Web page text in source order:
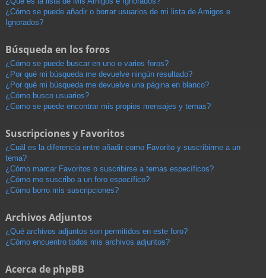
¿Cómo se puede añadir o borrar usuarios de mi lista de Amigos e
Ignorados?
Búsqueda en los foros
¿Cómo se puede buscar en uno o varios foros?
¿Por qué mi búsqueda me devuelve ningún resultado?
¿Por qué mi búsqueda me devuelve una página en blanco?
¿Cómo busco usuarios?
¿Como se puede encontrar mis propios mensajes y temas?
Suscripciones y Favoritos
¿Cuál es la diferencia entre añadir como Favorito y suscribirme a un
tema?
¿Cómo marcar Favoritos o suscribirse a temas específicos?
¿Cómo me suscribo a un foro específico?
¿Cómo borro mis suscripciones?
Archivos Adjuntos
¿Qué archivos adjuntos son permitidos en este foro?
¿Cómo encuentro todos mis archivos adjuntos?
Acerca de phpBB